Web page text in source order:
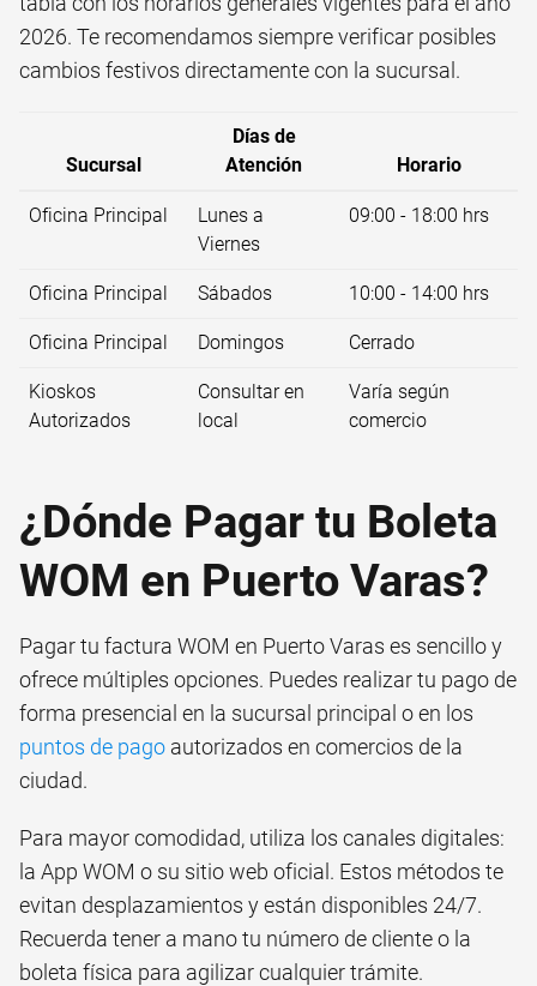
2026. Te recomendamos siempre verificar posibles
cambios festivos directamente con la sucursal.
Sucursal
Días de
Atención
Horario
Oficina Principal
Lunes a
Viernes
09:00 - 18:00 hrs
Oficina Principal Sábados 10:00 - 14:00 hrs
Oficina Principal Domingos Cerrado
Kioskos
Autorizados
Consultar en
local
Varía según
comercio
¿Dónde Pagar tu Boleta
WOM en Puerto Varas?
Pagar tu factura WOM en Puerto Varas es sencillo y
ofrece múltiples opciones. Puedes realizar tu pago de
forma presencial en la sucursal principal o en los
puntos de pago autorizados en comercios de la
ciudad.
Para mayor comodidad, utiliza los canales digitales:
la App WOM o su sitio web oficial. Estos métodos te
evitan desplazamientos y están disponibles 24/7.
Recuerda tener a mano tu número de cliente o la
boleta física para agilizar cualquier trámite.